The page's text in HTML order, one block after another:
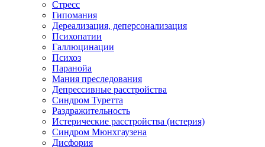
Стресс
Гипомания
Дереализация, деперсонализация
Психопатии
Галлюцинации
Психоз
Паранойа
Мания преследования
Депрессивные расстройства
Синдром Туретта
Раздражительность
Истерические расстройства (истерия)
Синдром Мюнхгаузена
Дисфория